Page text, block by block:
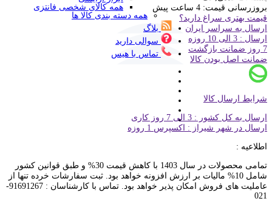
همه کالای شخصی فانتزی
همه دسته بندی کالا ها
بلاگ
سوالی دارید
تماس با هیس
بروزرسانی قیمت: 4 ساعت پیش
قیمت بهتری سراغ دارید؟
ارسال به سراسر ایران
ارسال : 3 الی 10 روزه
7 روز ضمانت بازگشت
ضمانت اصل بودن کالا
شرایط ارسال کالا
ارسال به کل کشور : 3 الی 7 روز کاری
ارسال در شهر شیراز : اکسپرس 1 روزه
اطلاعیه :
تمامی محصولات در سال 1403 با کاهش قیمت 30% و طبق قوانین کشور
شامل 10% مالیات بر ارزش افزونه خواهد بود. ثبت سفارشات خرده تنها از
عاملیت های فروش امکان پذیر خواهد بود. تماس با کارشناسان : 91691267-
021